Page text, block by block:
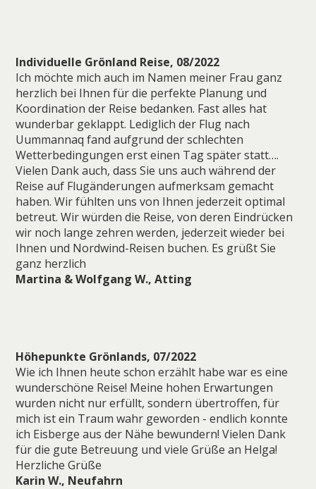
Individuelle Grönland Reise, 08/2022
Ich möchte mich auch im Namen meiner Frau ganz
herzlich bei Ihnen für die perfekte Planung und
Koordination der Reise bedanken. Fast alles hat
wunderbar geklappt. Lediglich der Flug nach
Uummannaq fand aufgrund der schlechten
Wetterbedingungen erst einen Tag später statt….
Vielen Dank auch, dass Sie uns auch während der
Reise auf Flugänderungen aufmerksam gemacht
haben. Wir fühlten uns von Ihnen jederzeit optimal
betreut. Wir würden die Reise, von deren Eindrücken
wir noch lange zehren werden, jederzeit wieder bei
Ihnen und Nordwind-Reisen buchen. Es grüßt Sie
ganz herzlich
Martina & Wolfgang W., Atting
Höhepunkte Grönlands, 07/2022
Wie ich Ihnen heute schon erzählt habe war es eine
wunderschöne Reise! Meine hohen Erwartungen
wurden nicht nur erfüllt, sondern übertroffen, für
mich ist ein Traum wahr geworden - endlich konnte
ich Eisberge aus der Nähe bewundern! Vielen Dank
für die gute Betreuung und viele Grüße an Helga!
Herzliche Grüße
Karin W., Neufahrn